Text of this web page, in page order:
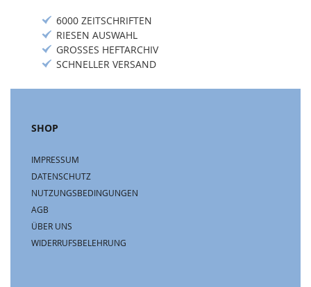
6000 ZEITSCHRIFTEN
RIESEN AUSWAHL
GROSSES HEFTARCHIV
SCHNELLER VERSAND
SHOP
IMPRESSUM
DATENSCHUTZ
NUTZUNGSBEDINGUNGEN
AGB
ÜBER UNS
WIDERRUFSBELEHRUNG